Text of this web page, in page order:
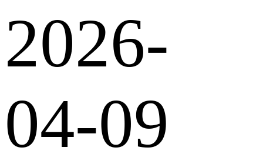
2026-
04-09